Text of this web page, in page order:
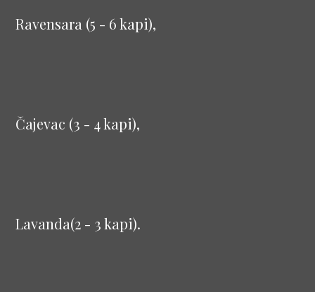
Ravensara (5 - 6 kapi),
Čajevac (3 - 4 kapi),
Lavanda(2 - 3 kapi).